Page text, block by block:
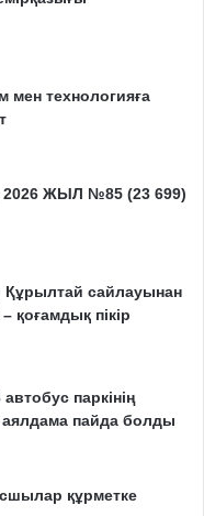
технологияға
ЖЫЛ №85 (23 699)
Құрылтай сайлауынан
қоғамдық пікір
паркінің
пайда болды
құрметке